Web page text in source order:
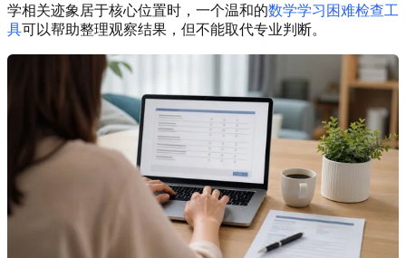
学相关迹象居于核心位置时，一个温和的数学学习困难检查工
具可以帮助整理观察结果，但不能取代专业判断。